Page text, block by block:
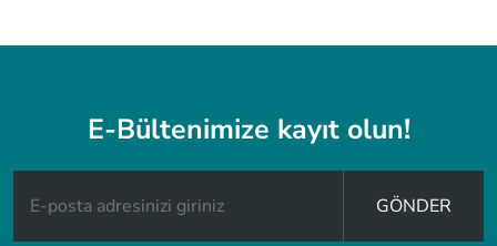
E-Bültenimize kayıt olun!
GÖNDER